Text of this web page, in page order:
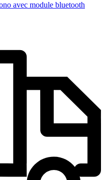
avec module bluetooth